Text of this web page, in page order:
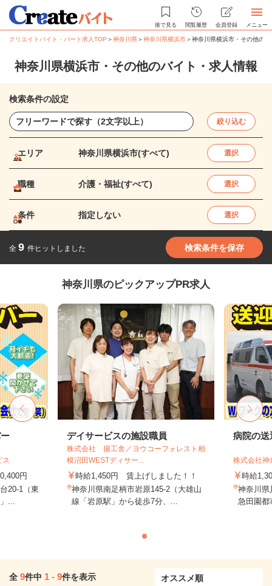
後で見る 閲覧履歴 会員登録 メニュー
クリエイトバイト・パート求人TOP ＞神奈川県＞神奈川県横浜市＞神奈川県横浜市・その他の
神奈川県横浜市・その他のバイト・求人情報
検索条件の設定
絞り込む
エリア 神奈川県横浜市(すべて) 選択
職種 介護・福祉(すべて) 選択
条件 指定しない 選択
全 9 件ヒットしました 検索条件を保存
神奈川県のピックアップPR求人
ス
円
20-1（東
...
デイサービスの施設職員
株式会社 揚工舎／ヨウコーフォレスト相
模沼田WESTディサー...
時給1,450円 賃上げしました！！
神奈川県南足柄市岩原145-2（大雄山
線「岩原駅」から徒歩7分、...
病院の送
株式会社神
時給
神奈川県
急田園都
全 9件中 1 - 9件を表示